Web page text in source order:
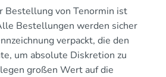
Bestellung von Tenormin ist
Bestellungen werden sicher
verpackt, die den
um absolute Diskretion zu
großen Wert auf die